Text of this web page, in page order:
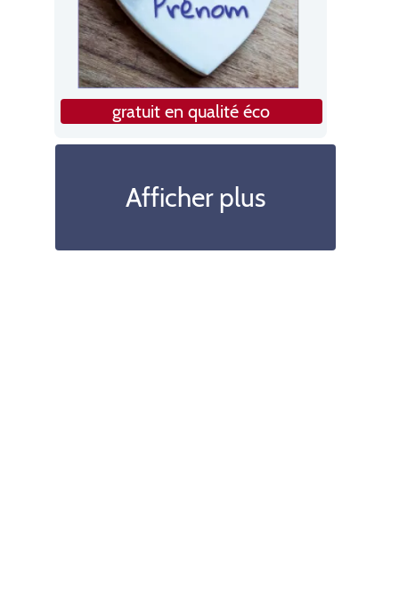
gratuit en qualité éco
Afficher plus